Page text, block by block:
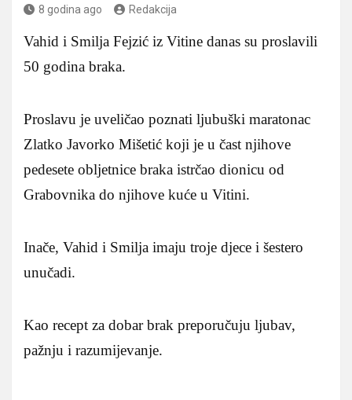
8 godina ago Redakcija
Vahid i Smilja Fejzić iz Vitine danas su proslavili
50 godina braka.
Proslavu je uveličao poznati ljubuški maratonac
Zlatko Javorko Mišetić koji je u čast njihove
pedesete obljetnice braka istrčao dionicu od
Grabovnika do njihove kuće u Vitini.
Inače, Vahid i Smilja imaju troje djece i šestero
unučadi.
Kao recept za dobar brak preporučuju ljubav,
pažnju i razumijevanje.